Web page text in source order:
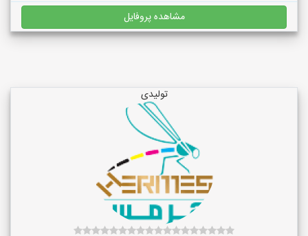
مشاهده پروفایل
تولیدی